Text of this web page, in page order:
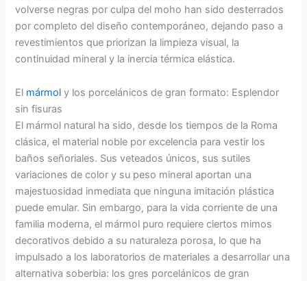
volverse negras por culpa del moho han sido desterrados
por completo del diseño contemporáneo, dejando paso a
revestimientos que priorizan la limpieza visual, la
continuidad mineral y la inercia térmica elástica.
El mármol y los porcelánicos de gran formato: Esplendor
sin fisuras
El mármol natural ha sido, desde los tiempos de la Roma
clásica, el material noble por excelencia para vestir los
baños señoriales. Sus veteados únicos, sus sutiles
variaciones de color y su peso mineral aportan una
majestuosidad inmediata que ninguna imitación plástica
puede emular. Sin embargo, para la vida corriente de una
familia moderna, el mármol puro requiere ciertos mimos
decorativos debido a su naturaleza porosa, lo que ha
impulsado a los laboratorios de materiales a desarrollar una
alternativa soberbia: los gres porcelánicos de gran